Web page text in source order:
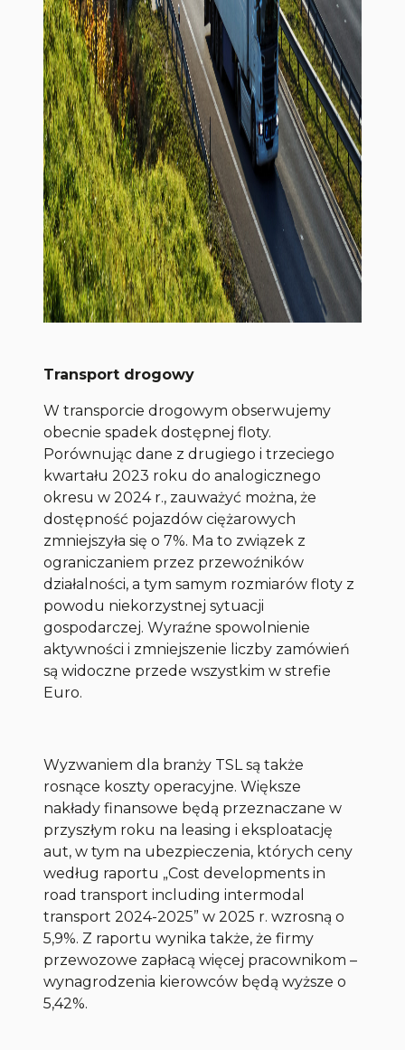
Transport drogowy
W transporcie drogowym obserwujemy
obecnie spadek dostępnej floty.
Porównując dane z drugiego i trzeciego
kwartału 2023 roku do analogicznego
okresu w 2024 r., zauważyć można, że
dostępność pojazdów ciężarowych
zmniejszyła się o 7%. Ma to związek z
ograniczaniem przez przewoźników
działalności, a tym samym rozmiarów floty z
powodu niekorzystnej sytuacji
gospodarczej. Wyraźne spowolnienie
aktywności i zmniejszenie liczby zamówień
są widoczne przede wszystkim w strefie
Euro.
Wyzwaniem dla branży TSL są także
rosnące koszty operacyjne. Większe
nakłady finansowe będą przeznaczane w
przyszłym roku na leasing i eksploatację
aut, w tym na ubezpieczenia, których ceny
według raportu „Cost developments in
road transport including intermodal
transport 2024-2025” w 2025 r. wzrosną o
5,9%. Z raportu wynika także, że firmy
przewozowe zapłacą więcej pracownikom –
wynagrodzenia kierowców będą wyższe o
5,42%.